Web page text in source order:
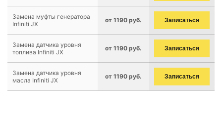
Замена муфты генератора
Infiniti JX
от 1190 руб. Записаться
Замена датчика уровня
топлива Infiniti JX
от 1190 руб. Записаться
Замена датчика уровня
масла Infiniti JX
от 1190 руб. Записаться